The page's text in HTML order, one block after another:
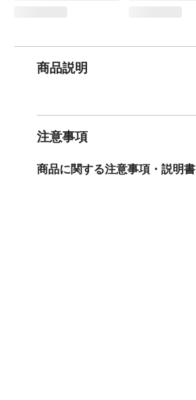
商品説明
注意事項
商品に関する注意事項・説明書